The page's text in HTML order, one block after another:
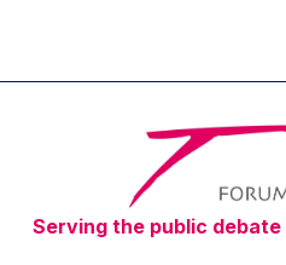
Timothy Radcliffe
Vaclav Klaus
Vassilios Skouris
Vítor Manuel da
Viviane Reding
Serving the public